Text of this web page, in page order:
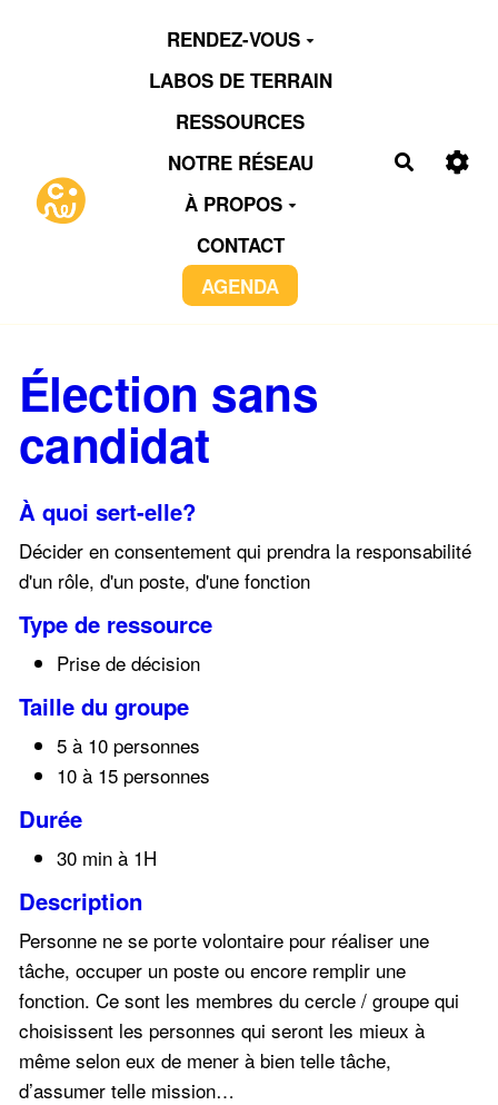
Aller au contenu principal
RENDEZ-VOUS
LABOS DE TERRAIN
RESSOURCES
NOTRE RÉSEAU
À PROPOS
CONTACT
AGENDA
Élection sans
candidat
À quoi sert-elle?
Décider en consentement qui prendra la responsabilité
d'un rôle, d'un poste, d'une fonction
Type de ressource
Prise de décision
Taille du groupe
5 à 10 personnes
10 à 15 personnes
Durée
30 min à 1H
Description
Personne ne se porte volontaire pour réaliser une
tâche, occuper un poste ou encore remplir une
fonction. Ce sont les membres du cercle / groupe qui
choisissent les personnes qui seront les mieux à
même selon eux de mener à bien telle tâche,
d’assumer telle mission…